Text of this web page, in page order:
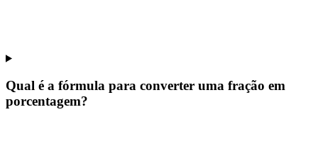
Qual é a fórmula para converter uma fração em
porcentagem?